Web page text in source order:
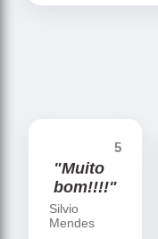
5
"Muito
bom!!!!"
Silvio
Mendes